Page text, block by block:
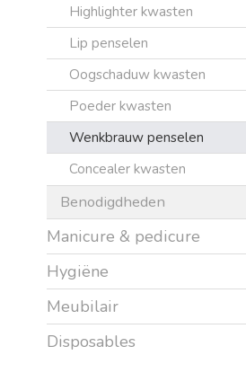
Highlighter kwasten
Lip penselen
Oogschaduw kwasten
Poeder kwasten
Wenkbrauw penselen
Concealer kwasten
Benodigdheden
Manicure & pedicure
Hygiëne
Meubilair
Disposables